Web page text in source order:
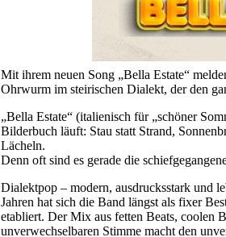
Mit ihrem neuen Song „Bella Estate“
Ohrwurm im steirischen Dialekt, der den
„Bella Estate“ (italienisch für „schöner
Bilderbuch läuft: Stau statt Strand,
Lächeln.
Denn oft sind es gerade die
Dialektpop – modern, ausdrucksstark und
Jahren hat sich die Band längst als fixer
etabliert. Der Mix aus fetten Beats, coolen
unverwechselbaren Stimme macht den